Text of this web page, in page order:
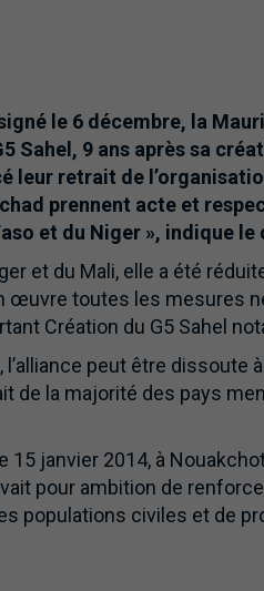
le 6 décembre, la
Sahel, 9 ans après sa
leur retrait de
prennent acte et
et du Niger », indique le
et du Mali, elle a été
œuvre toutes les mesures
Création du G5 Sahel
peut être dissoute
de la majorité des pays
15 janvier 2014, à
pour ambition de
populations civiles et de